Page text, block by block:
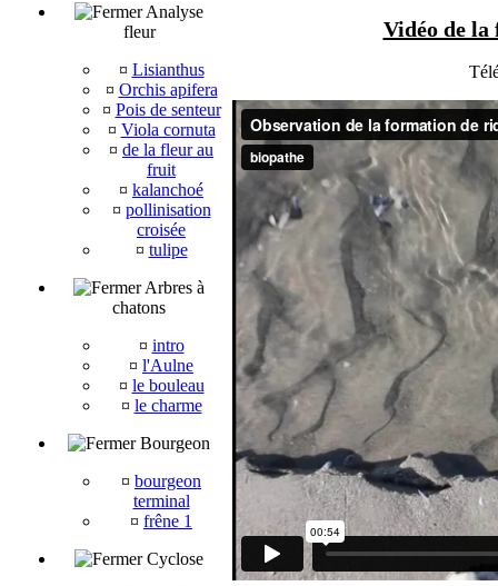
Analyse
fleur
¤ Lisianthus
¤ Orchis apifera
¤ Pois de senteur
¤ Viola cornuta
¤ de la fleur au
fruit
¤ kalanchoé
¤ pollinisation
croisée
¤ tulipe
Arbres à
chatons
¤ intro
¤ l'Aulne
¤ le bouleau
¤ le charme
Bourgeon
¤ bourgeon
terminal
¤ frêne 1
Cyclose
Vidéo de la